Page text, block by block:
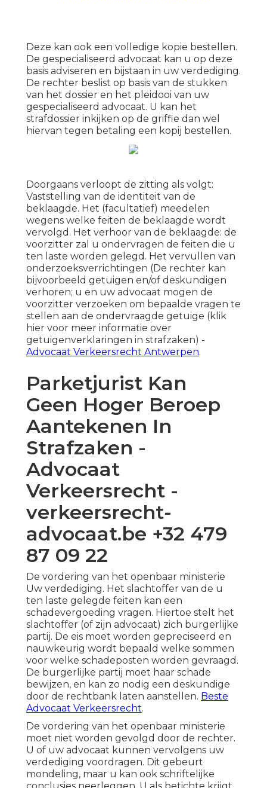
Deze kan ook een volledige kopie bestellen.
De gespecialiseerd advocaat kan u op deze
basis adviseren en bijstaan in uw verdediging.
De rechter beslist op basis van de stukken
van het dossier en het pleidooi van uw
gespecialiseerd advocaat. U kan het
strafdossier inkijken op de griffie dan wel
hiervan tegen betaling een kopij bestellen.
Doorgaans verloopt de zitting als volgt:
Vaststelling van de identiteit van de
beklaagde. Het (facultatief) meedelen
wegens welke feiten de beklaagde wordt
vervolgd. Het verhoor van de beklaagde: de
voorzitter zal u ondervragen de feiten die u
ten laste worden gelegd. Het vervullen van
onderzoeksverrichtingen (De rechter kan
bijvoorbeeld getuigen en/of deskundigen
verhoren; u en uw advocaat mogen de
voorzitter verzoeken om bepaalde vragen te
stellen aan de ondervraagde getuige (klik
hier voor meer informatie over
getuigenverklaringen in strafzaken) -
Advocaat Verkeersrecht Antwerpen.
Parketjurist Kan
Geen Hoger Beroep
Aantekenen In
Strafzaken -
Advocaat
Verkeersrecht -
verkeersrecht-
advocaat.be +32 479
87 09 22
De vordering van het openbaar ministerie
Uw verdediging. Het slachtoffer van de u
ten laste gelegde feiten kan een
schadevergoeding vragen. Hiertoe stelt het
slachtoffer (of zijn advocaat) zich burgerlijke
partij. De eis moet worden gepreciseerd en
nauwkeurig wordt bepaald welke sommen
voor welke schadeposten worden gevraagd.
De burgerlijke partij moet haar schade
bewijzen, en kan zo nodig een deskundige
door de rechtbank laten aanstellen. Beste
Advocaat Verkeersrecht.
De vordering van het openbaar ministerie
moet niet worden gevolgd door de rechter.
U of uw advocaat kunnen vervolgens uw
verdediging voordragen. Dit gebeurt
mondeling, maar u kan ook schriftelijke